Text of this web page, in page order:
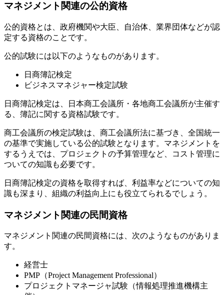
マネジメント関連の公的資格
公的資格とは、政府機関や大臣、自治体、業界団体などが認
定する資格のことです。
公的試験には以下のようなものがあります。
日商簿記検定
ビジネスマネジャー検定試験
日商簿記検定は、日本商工会議所・各地商工会議所が主催す
る、簿記に関する資格試験です。
商工会議所の検定試験は、商工会議所法に基づき、全国統一
の基準で実施している公的試験となります。マネジメントを
するうえでは、プロジェクトの予算管理など、コスト管理に
ついての知識も必要です。
日商簿記検定の資格を取得すれば、利益率などについての知
識も深まり、組織の利益向上にも役立てられるでしょう。
マネジメント関連の民間資格
マネジメント関連の民間資格には、次のようなものがありま
す。
経営士
PMP（Project Management Professional）
プロジェクトマネージャ試験（情報処理推進機構主